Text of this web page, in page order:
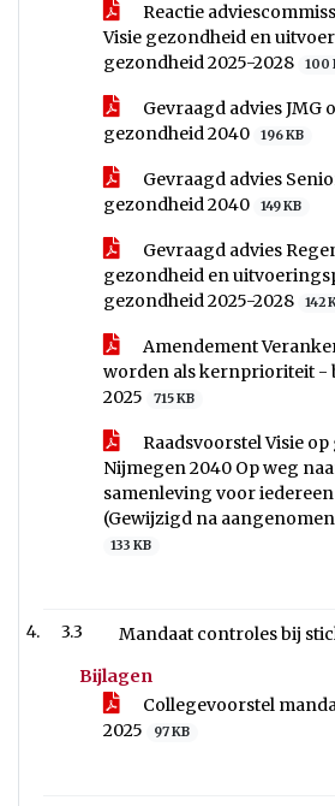
Reactie
Visie gezondheid en
gezondheid 2025-2028
100
Gevraagd advies JMG
gezondheid 2040
196 KB
Gevraagd advies
gezondheid 2040
149 KB
Gevraagd advies
gezondheid en
gezondheid 2025-2028
142
Amendement
worden als kernprioriteit -
2025
715 KB
Raadsvoorstel Visie
Nijmegen 2040 Op weg
samenleving voor
(Gewijzigd na
133 KB
3.3
Mandaat controles bij
Bijlagen
Collegevoorstel
2025
97 KB